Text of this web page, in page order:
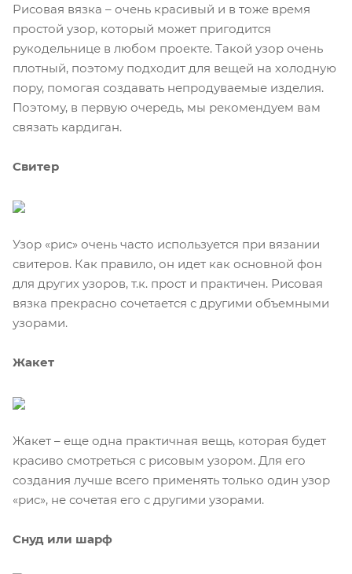
Рисовая вязка – очень красивый и в тоже время
простой узор, который может пригодится
рукодельнице в любом проекте. Такой узор очень
плотный, поэтому подходит для вещей на холодную
пору, помогая создавать непродуваемые изделия.
Поэтому, в первую очередь, мы рекомендуем вам
связать кардиган.
Свитер
Узор «рис» очень часто используется при вязании
свитеров. Как правило, он идет как основной фон
для других узоров, т.к. прост и практичен. Рисовая
вязка прекрасно сочетается с другими объемными
узорами.
Жакет
Жакет – еще одна практичная вещь, которая будет
красиво смотреться с рисовым узором. Для его
создания лучше всего применять только один узор
«рис», не сочетая его с другими узорами.
Снуд или шарф